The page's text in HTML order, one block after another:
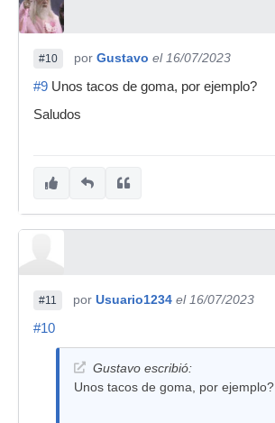
#10 por Gustavo el 16/07/2023
#9 Unos tacos de goma, por ejemplo?
Saludos
#11 por Usuario1234 el 16/07/2023
#10
Gustavo escribió:
Unos tacos de goma, por ejemplo?